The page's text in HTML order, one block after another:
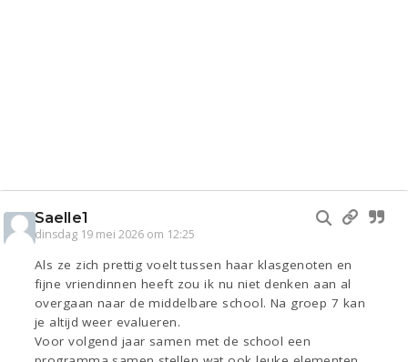
Saelle1
dinsdag 19 mei 2026 om 12:25
Als ze zich prettig voelt tussen haar klasgenoten en
fijne vriendinnen heeft zou ik nu niet denken aan al
overgaan naar de middelbare school. Na groep 7 kan
je altijd weer evalueren.
Voor volgend jaar samen met de school een